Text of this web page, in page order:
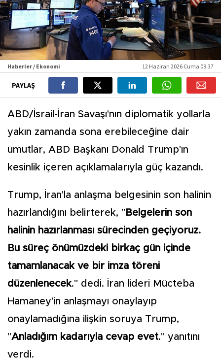
Haberler / Ekonomi 12 Haziran 2026 Cuma 09:37
PAYLAŞ
ABD/İsrail-İran Savaşı'nın diplomatik yollarla
yakın zamanda sona erebileceğine dair
umutlar, ABD Başkanı Donald Trump'ın
kesinlik içeren açıklamalarıyla güç kazandı.
Trump, İran'la anlaşma belgesinin son halinin
hazırlandığını belirterek, " Belgelerin son
halinin hazırlanması sürecinden geçiyoruz.
Bu süreç önümüzdeki birkaç gün içinde
tamamlanacak ve bir imza töreni
düzenlenecek." dedi. İran lideri Mücteba
Hamaney'in anlaşmayı onaylayıp
onaylamadığına ilişkin soruya Trump,
"Anladığım kadarıyla cevap evet." yanıtını
verdi.